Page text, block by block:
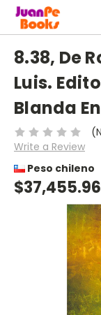
8.38, De
Luis.
Blanda
Write a Review
Peso chileno
$37,455.96